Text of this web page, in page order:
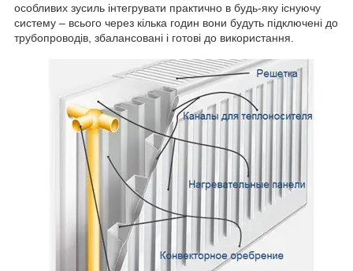
особливих зусиль інтегрувати практично в будь-яку існуючу
систему – всього через кілька годин вони будуть підключені до
трубопроводів, збалансовані і готові до використання.